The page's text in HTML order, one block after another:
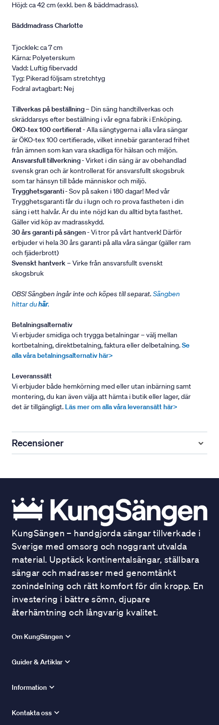
Höjd: ca 42 cm (exkl. ben & bäddmadrass).
Bäddmadrass Charlotte
Tjocklek: ca 7 cm
Kärna: Polyeterskum
Vadd: Luftig fibervadd
Tyg: Pikerad följsam stretchtyg
Fodral avtagbart: Nej
Tillverkas på beställning– Din säng handtillverkas och
skräddarsys efter beställning i vår egna fabrik i Enköping.
ÖKO-tex 100 certifierat- Alla sängtygerna i alla våra sängar
är ÖKO-tex 100 certifierade, vilket innebär garanterad frihet
från ämnen som kan vara skadliga för hälsan och miljön.
Ansvarsfull tillverkning- Virket i din säng är av obehandlad
svensk gran och är kontrollerat för ansvarsfullt skogsbruk
som tar hänsyn till både människor och miljö.
Trygghetsgaranti- Sov på saken i 180 dagar! Med vår
Trygghetsgaranti får du i lugn och ro prova fastheten i din
säng i ett halvår. Är du inte nöjd kan du alltid byta fasthet.
Gäller vid köp av madrasskydd.
30 års garanti på sängen- Vi tror på vårt hantverk! Därför
erbjuder vi hela 30 års garanti på alla våra sängar (gäller ram
och fjäderbrott)
Svenskt hantverk– Virke från ansvarsfullt svenskt
skogsbruk
OBS! Sängben ingår inte och köpes till separat. Sängben
hittar duhär.
Betalningsalternativ
Vi erbjuder smidiga och trygga betalningar – välj mellan
kortbetalning, direktbetalning, faktura eller delbetalning.Se
alla våra betalningsalternativ här>
Leveranssätt
Vi erbjuder både hemkörning med eller utan inbärning samt
montering, du kan även välja att hämta i butik eller lager, där
det är tillgängligt. Läs mer om alla våra leveransätt här>
Recensioner
KungSängen – handgjorda sängar tillverkade i
Sverige med omsorg och noggrant utvalda
material. Upptäck kontinentalsängar, ställbara
sängar och madrasser med genomtänkt
zonindelning och rätt komfort för din kropp. En
investering i bättre sömn, djupare
återhämtning och långvarig kvalitet.
Om KungSängen
Guider & Artiklar
Information
Kontakta oss